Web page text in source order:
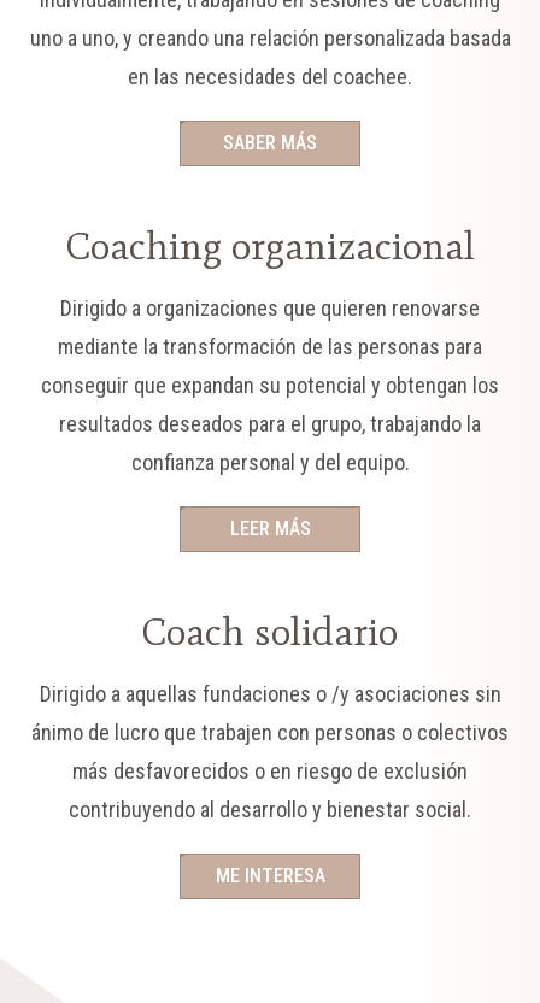
uno a uno, y creando una relación personalizada basada
en las necesidades del coachee.
SABER MÁS
Coaching organizacional
Dirigido a organizaciones que quieren renovarse
mediante la transformación de las personas para
conseguir que expandan su potencial y obtengan los
resultados deseados para el grupo, trabajando la
confianza personal y del equipo.
LEER MÁS
Coach solidario
Dirigido a aquellas fundaciones o /y asociaciones sin
ánimo de lucro que trabajen con personas o colectivos
más desfavorecidos o en riesgo de exclusión
contribuyendo al desarrollo y bienestar social.
ME INTERESA